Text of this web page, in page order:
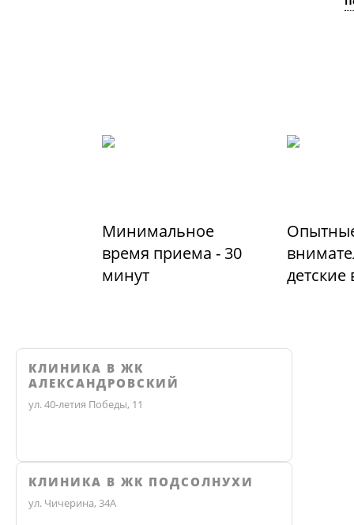
Минимальное
время приема - 30
минут
детские
КЛИНИКА В ЖК
АЛЕКСАНДРОВСКИЙ
ул. 40-летия Победы, 11
КЛИНИКА В ЖК ПОДСОЛНУХИ
ул. Чичерина, 34А